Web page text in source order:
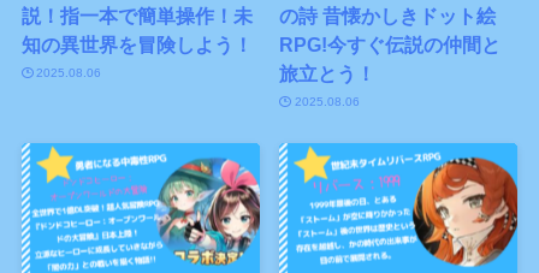
説！指一本で簡単操作！未
知の異世界を冒険しよう！
2025.08.06
の詩 昔懐かしきドット絵
RPG!今すぐ伝説の仲間と
旅立とう！
2025.08.06